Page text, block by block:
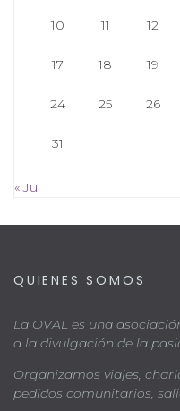
10 11 12
17 18 19
24 25 26
31
« Jul
QUIENES SOMOS
La OVAL es una
a la divulgación de la
Organizamos viajes,
pedidos comunitarios,